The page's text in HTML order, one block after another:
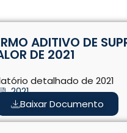
ADITIVO DE
DE 2021
detalhado de 2021
2021
Baixar Documento